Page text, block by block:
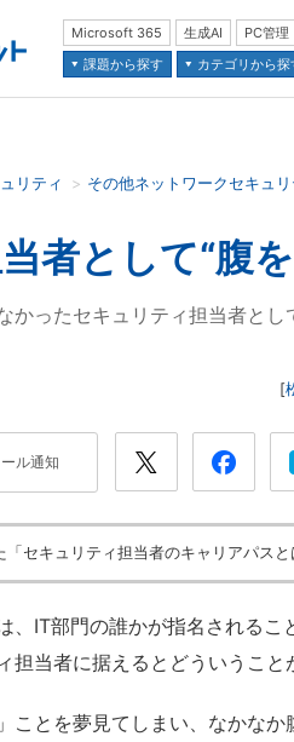
Microsoft 365 生成AI PC管理
課題から探す
カテゴリから探
リティ その他ネットワークセキュ
者として“腹
かったセキュリティ担当者とし
[
ール通知
セキュリティ担当者のキャリアパスと
IT部門の誰かが指名されるこ
担当者に据えるとどういうこと
とを夢見てしまい、なかなか